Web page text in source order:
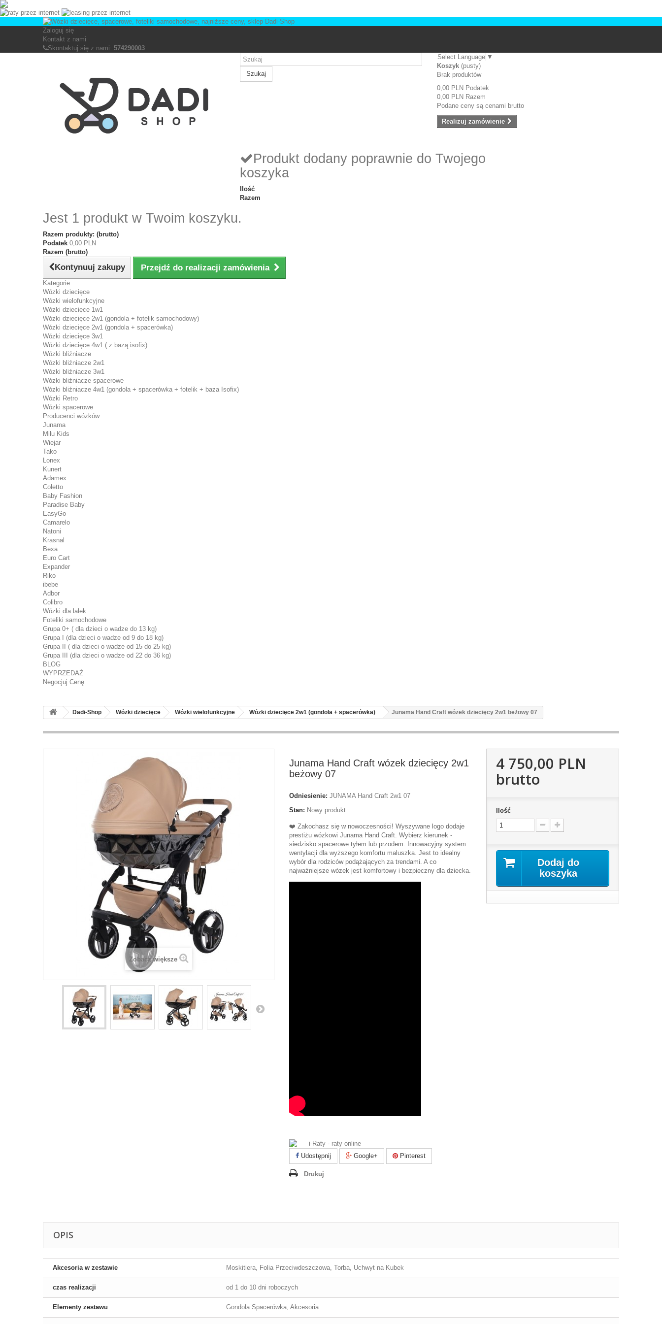
Zaloguj się
Kontakt z nami
Skontaktuj się z nami: 574290003
Szukaj
Select Language ▼
Koszyk (pusty)
Brak produktów
0,00 PLN Podatek
0,00 PLN Razem
Podane ceny są cenami brutto
Realizuj zamówienie
Produkt dodany poprawnie do Twojego
koszyka
Ilość
Razem
Jest 1 produkt w Twoim koszyku.
Razem produkty: (brutto)
Podatek 0,00 PLN
Razem (brutto)
Kontynuuj zakupy Przejdź do realizacji zamówienia
Kategorie
Wózki dziecięce
Wózki wielofunkcyjne
Wózki dziecięce 1w1
Wózki dziecięce 2w1 (gondola + fotelik samochodowy)
Wózki dziecięce 2w1 (gondola + spacerówka)
Wózki dziecięce 3w1
Wózki dziecięce 4w1 ( z bazą isofix)
Wózki bliźniacze
Wózki bliźniacze 2w1
Wózki bliźniacze 3w1
Wózki bliźniacze spacerowe
Wózki bliźniacze 4w1 (gondola + spacerówka + fotelik + baza Isofix)
Wózki Retro
Wózki spacerowe
Producenci wózków
Junama
Milu Kids
Wiejar
Tako
Lonex
Kunert
Adamex
Coletto
Baby Fashion
Paradise Baby
EasyGo
Camarelo
Natoni
Krasnal
Bexa
Euro Cart
Expander
Riko
ibebe
Adbor
Colibro
Wózki dla lalek
Foteliki samochodowe
Grupa 0+ ( dla dzieci o wadze do 13 kg)
Grupa I (dla dzieci o wadze od 9 do 18 kg)
Grupa II ( dla dzieci o wadze od 15 do 25 kg)
Grupa III (dla dzieci o wadze od 22 do 36 kg)
BLOG
WYPRZEDAŻ
Negocjuj Cenę
Dadi-Shop Wózki dziecięce Wózki wielofunkcyjne Wózki dziecięce 2w1 (gondola + spacerówka) Junama Hand Craft wózek dziecięcy 2w1 beżowy 07
Zobacz większe
Junama Hand Craft wózek dziecięcy 2w1
beżowy 07
Odniesienie: JUNAMA Hand Craft 2w1 07
Stan: Nowy produkt
❤️ Zakochasz się w nowoczesności! Wyszywane logo dodaje
prestiżu wózkowi Junama Hand Craft. Wybierz kierunek -
siedzisko spacerowe tyłem lub przodem. Innowacyjny system
wentylacji dla wyższego komfortu maluszka. Jest to idealny
wybór dla rodziców podążających za trendami. A co
najważniejsze wózek jest komfortowy i bezpieczny dla dziecka.
Udostępnij Google+ Pinterest
Drukuj
4 750,00 PLN
brutto
Ilość
Dodaj do
koszyka
OPIS
Akcesoria w zestawie Moskitiera, Folia Przeciwdeszczowa, Torba, Uchwyt na Kubek
czas realizacji od 1 do 10 dni roboczych
Elementy zestawu Gondola Spacerówka, Akcesoria